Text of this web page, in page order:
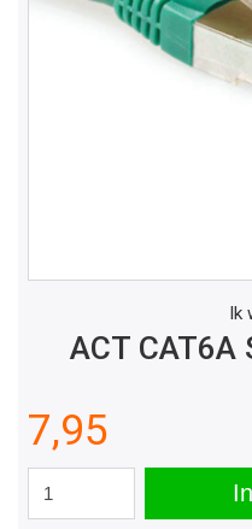
Ik
ACT CAT6A
7,95